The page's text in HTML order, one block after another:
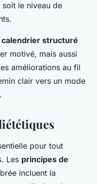
le niveau de
calendrier structuré
motivé, mais aussi
améliorations au fil
clair vers un mode
pour tout
Les principes de
incluent la